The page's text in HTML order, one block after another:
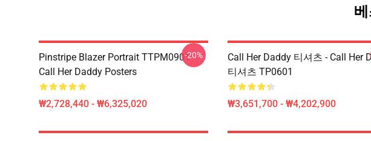
Pinstripe Blazer Portrait TTPM0901
Call Her Daddy Posters
₩2,728,440 - ₩6,325,020
-20%
Call Her Daddy 티셔츠 - Call Her
티셔츠 TP0601
₩3,651,700 - ₩4,202,900